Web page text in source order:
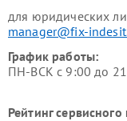
для юридических
manager@fix-
График работы:
ПН-ВСК с 9:00 до
Рейтинг сервисного